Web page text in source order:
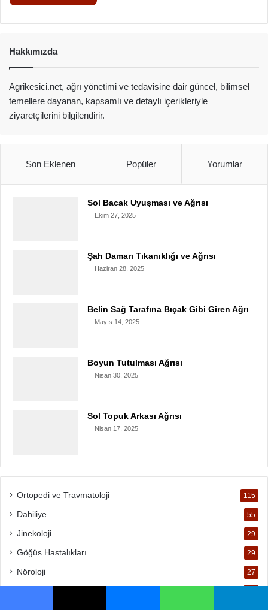
Hakkımızda
Agrikesici.net, ağrı yönetimi ve tedavisine dair güncel, bilimsel
temellere dayanan, kapsamlı ve detaylı içerikleriyle
ziyaretçilerini bilgilendirir.
Son Eklenen Popüler Yorumlar
Sol Bacak Uyuşması ve Ağrısı
Ekim 27, 2025
Şah Damarı Tıkanıklığı ve Ağrısı
Haziran 28, 2025
Belin Sağ Tarafına Bıçak Gibi Giren Ağrı
Mayıs 14, 2025
Boyun Tutulması Ağrısı
Nisan 30, 2025
Sol Topuk Arkası Ağrısı
Nisan 17, 2025
Ortopedi ve Travmatoloji 115
Dahiliye 55
Jinekoloji 29
Göğüs Hastalıkları 29
Nöroloji 27